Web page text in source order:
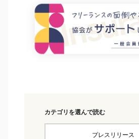
カテゴリを選んで読む
プレスリリース